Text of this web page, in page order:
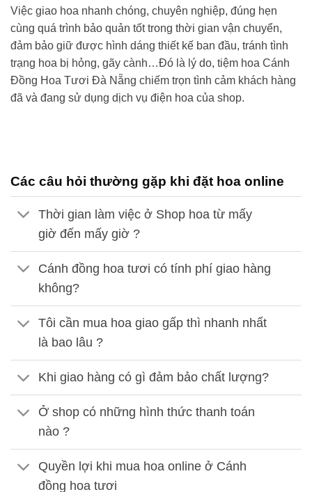
Việc giao hoa nhanh chóng, chuyên nghiệp, đúng hẹn
cùng quá trình bảo quản tốt trong thời gian vận chuyển,
đảm bảo giữ được hình dáng thiết kế ban đầu, tránh tình
trạng hoa bị hỏng, gãy cành…Đó là lý do, tiệm hoa Cánh
Đồng Hoa Tươi Đà Nẵng chiếm trọn tình cảm khách hàng
đã và đang sử dụng dịch vụ điện hoa của shop.
Các câu hỏi thường gặp khi đặt hoa online
Thời gian làm việc ở Shop hoa từ mấy
giờ đến mấy giờ ?
Cánh đồng hoa tươi có tính phí giao hàng
không?
Tôi cần mua hoa giao gấp thì nhanh nhất
là bao lâu ?
Khi giao hàng có gì đảm bảo chất lượng?
Ở shop có những hình thức thanh toán
nào ?
Quyền lợi khi mua hoa online ở Cánh
đồng hoa tươi